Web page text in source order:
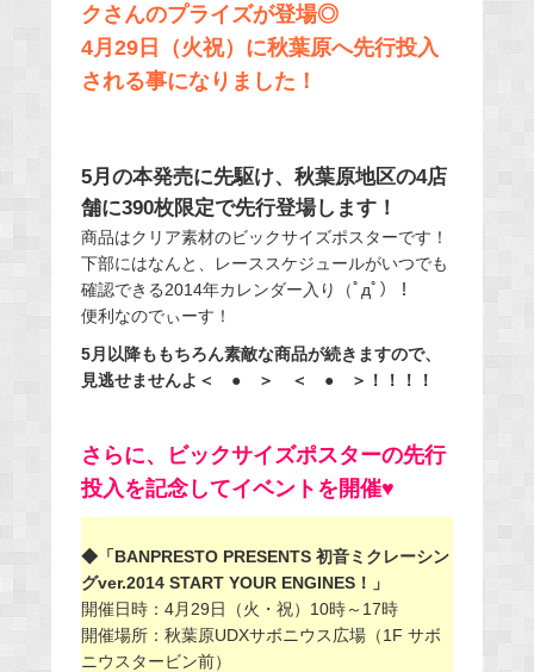
クさんのプライズが登場◎
4月29日（火祝）に秋葉原へ先行投入
される事になりました！
5月の本発売に先駆け、秋葉原地区の4店
舗に390枚限定で先行登場します！
商品はクリア素材のビックサイズポスターです！
下部にはなんと、レーススケジュールがいつでも
確認できる2014年カレンダー入り（ﾟдﾟ）！
便利なのでぃーす！
5月以降ももちろん素敵な商品が続きますので、
見逃せませんよ＜ ● ＞ ＜ ● ＞！！！！
さらに、ビックサイズポスターの先行
投入を記念してイベントを開催♥
◆「BANPRESTO PRESENTS 初音ミクレーシン
グver.2014 START YOUR ENGINES！」
開催日時：4月29日（火・祝）10時～17時
開催場所：秋葉原UDXサボニウス広場（1F サボ
ニウスタービン前）